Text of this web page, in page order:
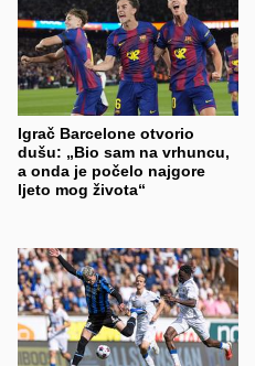
Igrač Barcelone otvorio
dušu: „Bio sam na vrhuncu,
a onda je počelo najgore
ljeto mog života“